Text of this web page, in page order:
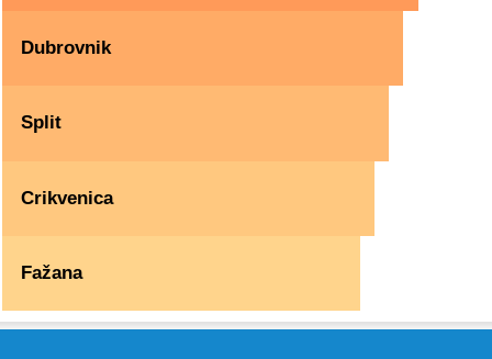
Dubrovnik
Split
Crikvenica
Fažana